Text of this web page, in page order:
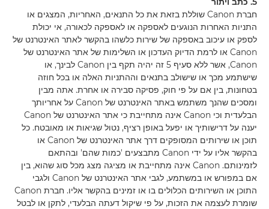
חברת Canon שוללת בזאת את כל התנאים, האחריות, המצגים או
התניות האחרות הנוגעים לאספקה או לאספקה לכאורה, אי יכולת
לספק או עיכוב באספקה של שירות כלשהו בהקשר לאתר האינטרנט של
Canon או לרמת הדיוק העדכון או השלימות של אתר האינטרנט של
Canon, אשר ללא סעיף 5 זה יהיה תקף בין Canon לבינך, או
שישתמע מכך או שישולב בתנאים וההתניות האלה או בכל חוזה
בטחונות, בין אם על פי חוק, פסיקה סבירה או אחרת. אתה מבין
ומסכים שהנך משתמש באתר האינטרנט של Canon על אחריותך
הבלעדית וכי Canon אינה מתחייבת כי אתר האינטרנט של Canon
יענה על דרישותיך או יפעל באופן רציף, נטול שגיאות או מאובטח. כל
תוכן או שירותים המסופקים דרך אתר האינטרנט של Canon או
בהקשר אליו על ידי Canon מתבצעים 'כמות שהם' ובהתאם
לזמינותם. Canon אינה מתחייבת או מציגה מצג מכל סוג שהוא, בין
אם במפורש או במשתמע, לגבי אתר האינטרנט של Canon ולגבי
התוכן או השירותים הכלולים בו או זמינים בהקשר אליו. חברת Canon
שומרת לעצמה את הזכות, על פי שיקול דעתה הבלעדי, לתקן או לבטל